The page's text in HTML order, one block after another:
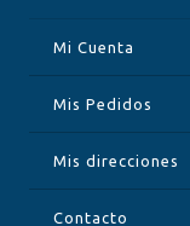
Mi Cuenta
Mis Pedidos
Mis direcciones
Contacto